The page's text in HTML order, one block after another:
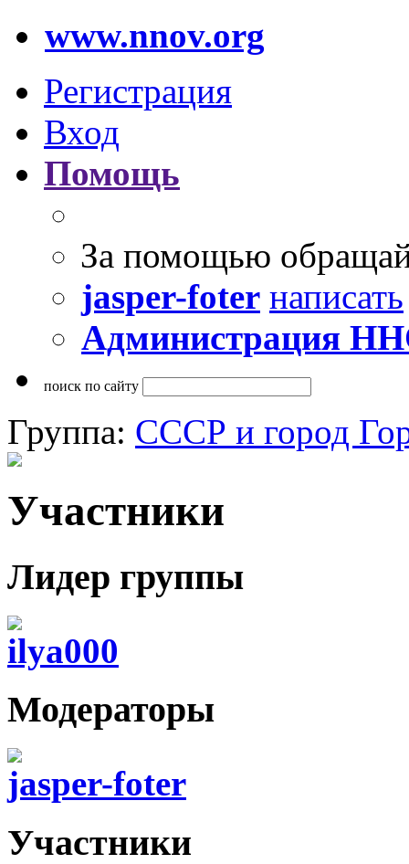
www.nnov.org
Регистрация
Вход
Помощь
За помощью
jasper-foter написать
Администрация
поиск по сайту
Группа: СССР и город
Участники
Лидер группы
ilya000
Модераторы
jasper-foter
Участники